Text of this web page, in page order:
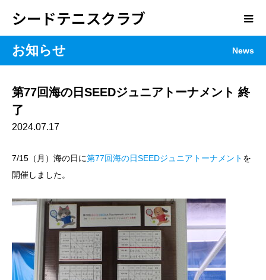
シードテニスクラブ
お知らせ News
第77回海の日SEEDジュニアトーナメント 終
了
2024.07.17
7/15（月）海の日に第77回海の日SEEDジュニアトーナメント を
開催しました。